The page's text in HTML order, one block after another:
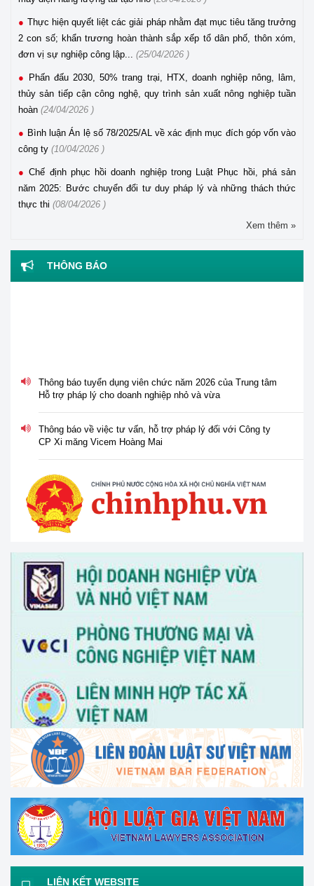
Thực hiện quyết liệt các giải pháp nhằm đạt mục tiêu tăng trưởng
2 con số; khẩn trương hoàn thành sắp xếp tổ dân phố, thôn xóm,
đơn vị sự nghiệp công lập...
(25/04/2026 )
Phấn đấu 2030, 50% trang trại, HTX, doanh nghiệp nông, lâm,
thủy sản tiếp cận công nghệ, quy trình sản xuất nông nghiệp tuần
hoàn (24/04/2026 )
Bình luận Án lệ số 78/2025/AL về xác định mục đích góp vốn vào
công ty (10/04/2026 )
Chế định phục hồi doanh nghiệp trong Luật Phục hồi, phá sản
năm 2025: Bước chuyển đổi tư duy pháp lý và những thách thức
thực thi (08/04/2026 )
Xem thêm »
THÔNG BÁO
Thông báo tuyển dụng viên chức năm 2026 của Trung tâm
Hỗ trợ pháp lý cho doanh nghiệp nhỏ và vừa
Thông báo về việc tư vấn, hỗ trợ pháp lý đối với Công ty
CP Xi măng Vicem Hoàng Mai
thắng 30/4 và ngày Quốc tế Lao động 01/5 năm 2026
Tổ chức Hội nghị tập huấn "Tư vấn, hỗ trợ pháp lý cho phụ
nữ khởi nghiệp, phát triển kinh doanh" vào ngày 30/3/2026
V/v thông tin và đề nghị phối hợp triển khai hoạt động của
Trung tâm Hỗ trợ pháp lý cho doanh nghiệp nhỏ và vừa
LIÊN KẾT WEBSITE